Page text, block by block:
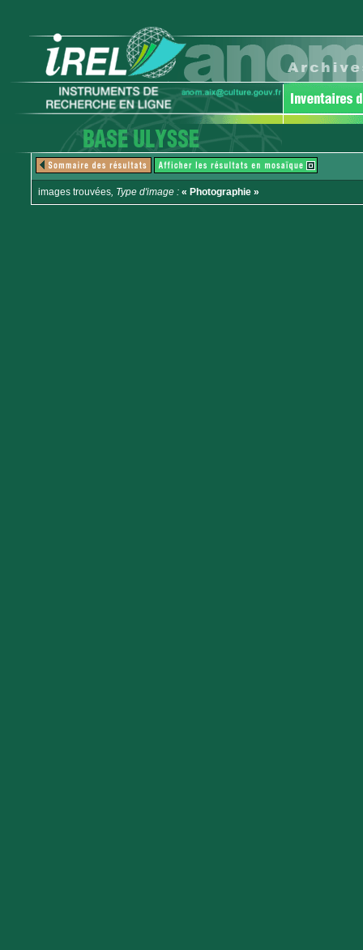
images trouvées, Type d'image : « Photographie »